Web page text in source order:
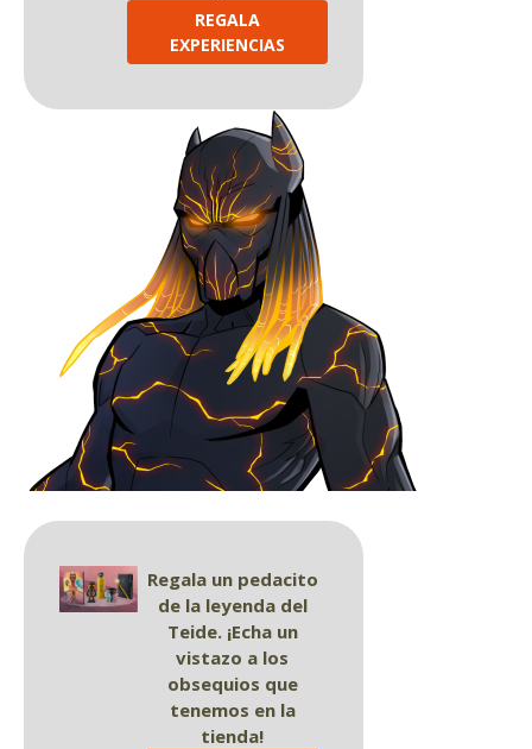
REGALA
EXPERIENCIAS
Regala un pedacito
de la leyenda del
Teide. ¡Echa un
vistazo a los
obsequios que
tenemos en la
tienda!